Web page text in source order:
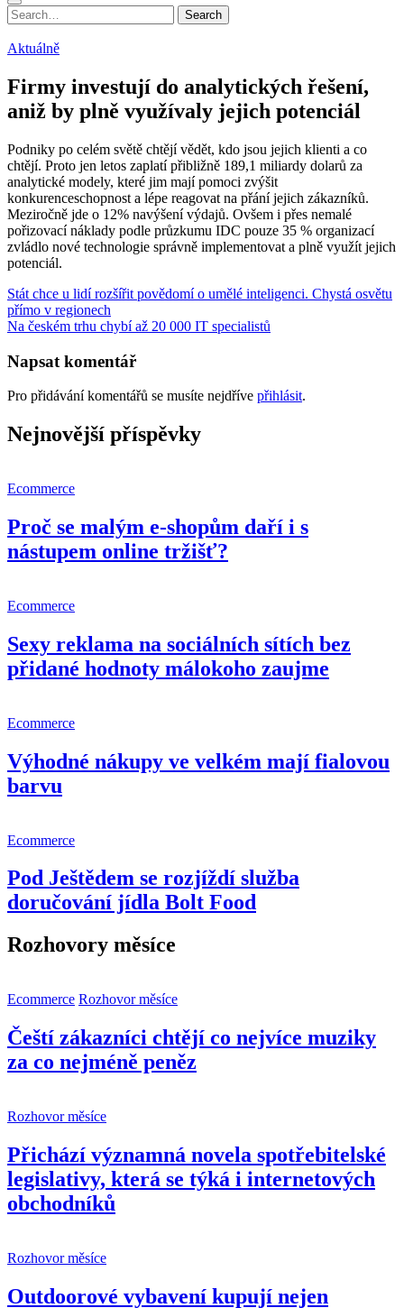
Search
for:
Search
Aktuálně
Firmy investují do analytických řešení,
aniž by plně využívaly jejich potenciál
Podniky po celém světě chtějí vědět, kdo jsou jejich klienti a co
chtějí. Proto jen letos zaplatí přibližně 189,1 miliardy dolarů za
analytické modely, které jim mají pomoci zvýšit
konkurenceschopnost a lépe reagovat na přání jejich zákazníků.
Meziročně jde o 12% navýšení výdajů. Ovšem i přes nemalé
pořizovací náklady podle průzkumu IDC pouze 35 % organizací
zvládlo nové technologie správně implementovat a plně využít jejich
potenciál.
Navigace
pro
Stát chce u lidí rozšířit povědomí o umělé inteligenci. Chystá osvětu
přímo v regionech
Na českém trhu chybí až 20 000 IT specialistů
Napsat komentář
Pro přidávání komentářů se musíte nejdříve přihlásit.
Nejnovější příspěvky
Ecommerce
Proč se malým e-shopům daří i s
nástupem online tržišť?
Ecommerce
Sexy reklama na sociálních sítích bez
přidané hodnoty málokoho zaujme
Ecommerce
Výhodné nákupy ve velkém mají fialovou
barvu
Ecommerce
Pod Ještědem se rozjíždí služba
doručování jídla Bolt Food
Rozhovory měsíce
Ecommerce Rozhovor měsíce
Čeští zákazníci chtějí co nejvíce muziky
za co nejméně peněz
Rozhovor měsíce
Přichází významná novela spotřebitelské
legislativy, která se týká i internetových
obchodníků
Rozhovor měsíce
Outdoorové vybavení kupují nejen